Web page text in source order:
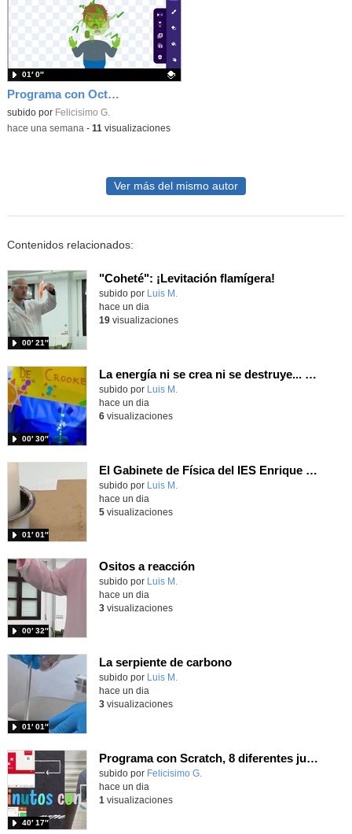
Programa con OctoStudio, un juego homenajeando al House of the dead con Zombies
Contenido educativo.
subido por Felicisimo G.
01′ 0″
-hace una semana - 11 visualizaciones
Ver más del mismo autor
Contenidos relacionados:
"Coheté": ¡Levitación flamígera!
Contenido educativo.
subido por Luis M.
00′ 21″
hace un dia
19visualizaciones
La energía ni se crea ni se destruye... ¡se experimenta! El Tierno en la Feria Madrid es Ciencia 2026
Contenido educativo.
subido por Luis M.
00′ 30″
hace un dia
6visualizaciones
El Gabinete de Física del IES Enrique Tierno Galván de Parla (Curso 25-26)
Contenido educativo.
subido por Luis M.
01′ 01″
hace un dia
5visualizaciones
Ositos a reacción
Contenido educativo.
subido por Luis M.
00′ 32″
hace un dia
3visualizaciones
La serpiente de carbono
Contenido educativo.
subido por Luis M.
01′ 01″
hace un dia
3visualizaciones
Programa con Scratch, 8 diferentes juegos para vivir la emoción de los partidos de España en el mundial 2026
Contenido educativo.
subido por Felicisimo G.
40′ 17″
hace un dia
1 visualizaciones